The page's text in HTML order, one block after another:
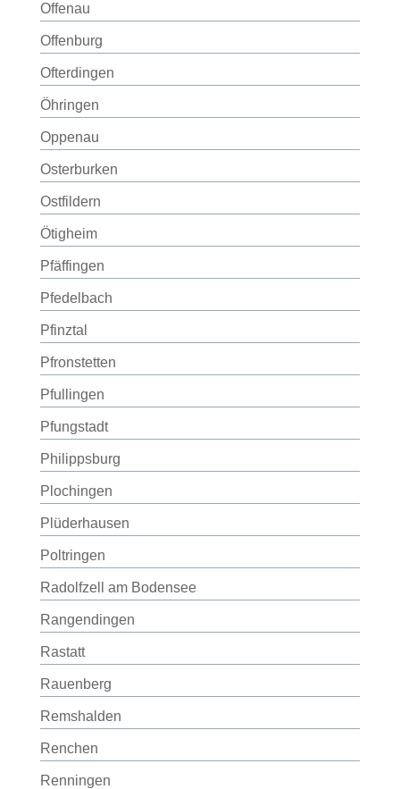
Offenau
Offenburg
Ofterdingen
Öhringen
Oppenau
Osterburken
Ostfildern
Ötigheim
Pfäffingen
Pfedelbach
Pfinztal
Pfronstetten
Pfullingen
Pfungstadt
Philippsburg
Plochingen
Plüderhausen
Poltringen
Radolfzell am Bodensee
Rangendingen
Rastatt
Rauenberg
Remshalden
Renchen
Renningen